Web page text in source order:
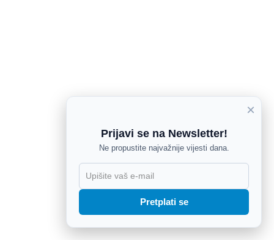
×
Prijavi se na Newsletter!
Ne propustite najvažnije vijesti dana.
Pretplati se